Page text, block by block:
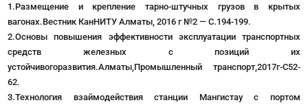
1.Размещение и крепление тарно-штучных грузов в крытых
вагонах.Вестник КанНИТУ Алматы, 2016 г №2 — С.194-199.
2.Основы повышения эффективности эксплуатации транспортных
средств железных с позиций их
устойчивогоразвития.Алматы,Промышленный транспорт,2017г-С52-
62.
3.Технология взаймодействия станции Мангистау с портом